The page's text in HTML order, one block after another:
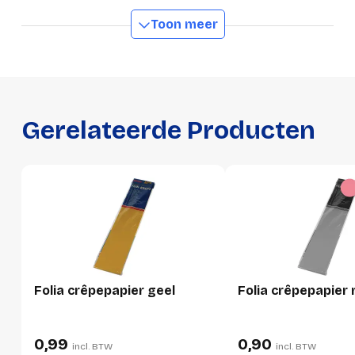
Ja
4001868827408
Breedte
114 mm
Verpakking
Per stuk
Toon meer
Gerelateerde Producten
Folia crêpepapier geel
0,99 incl. BTW
Folia crêpepapier
0,90 incl. BTW